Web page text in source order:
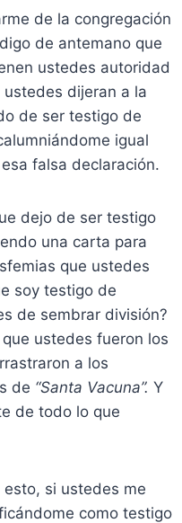
de la congregación
de antemano que
ustedes autoridad
ustedes dijeran a la
de ser testigo de
igual
falsa declaración.
dejo de ser testigo
una carta para
que ustedes
soy testigo de
de sembrar división?
ustedes fueron los
a los
de “Santa Vacuna”. Y
de todo lo que
si ustedes me
como testigo